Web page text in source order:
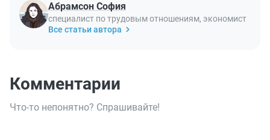
Абрамсон София
специалист по трудовым отношениям, экономист
Все статьи автора
Комментарии
Что-то непонятно? Спрашивайте!